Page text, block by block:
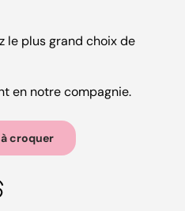
le plus grand choix de
en notre compagnie.
à croquer